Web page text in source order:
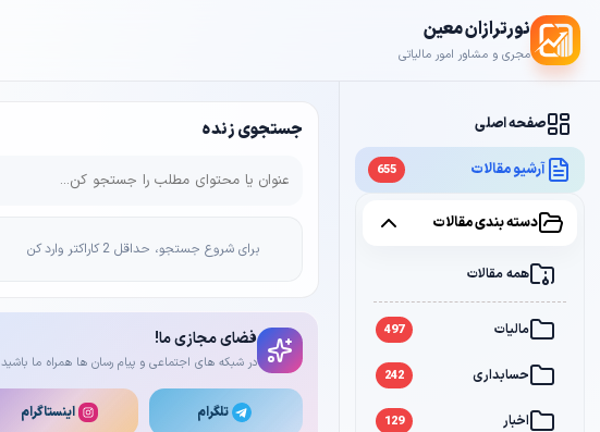
نورترازان معین
مجری و مشاور امور مالیاتی
صفحه اصلی
آرشیو مقالات 655
دسته بندی مقالات
همه مقالات
مالیات 497
حسابداری 242
اخبار 129
جستجوی زنده
برای شروع جستجو، حداقل 2 کاراکتر وارد کن
فضای مجازی ما!
در شبکه های اجتماعی و پیام رسان ها همراه ما باشید
تلگرام اینستاگرام